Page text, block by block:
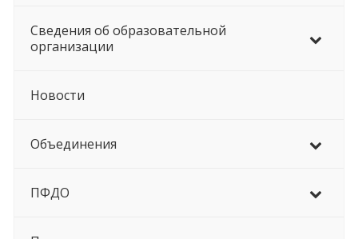
Сведения об образовательной
организации
Новости
Объединения
ПФДО